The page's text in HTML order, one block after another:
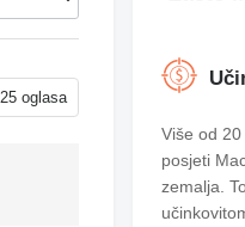
25 oglasa
Više od
posjeti
zemalja.